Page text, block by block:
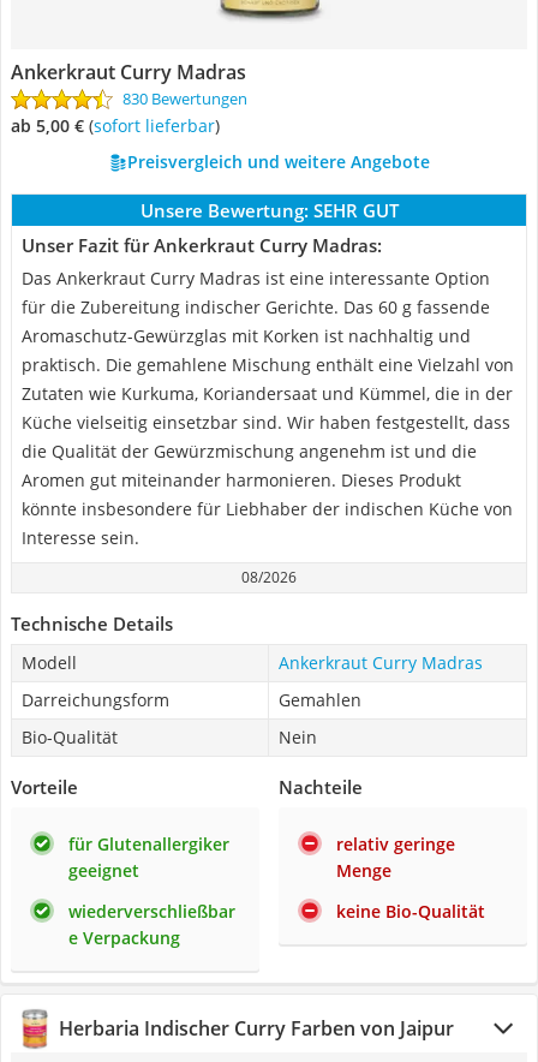
Ankerkraut Curry Madras
830 Bewertungen
ab 5,00 € ( Sofort lieferbar)
Preisvergleich und weitere Angebote
Unsere Bewertung: SEHR GUT
Unser Fazit für Ankerkraut Curry Madras:
Das Ankerkraut Curry Madras ist eine interessante Option
für die Zubereitung indischer Gerichte. Das 60 g fassende
Aromaschutz-Gewürzglas mit Korken ist nachhaltig und
praktisch. Die gemahlene Mischung enthält eine Vielzahl von
Zutaten wie Kurkuma, Koriandersaat und Kümmel, die in der
Küche vielseitig einsetzbar sind. Wir haben festgestellt, dass
die Qualität der Gewürzmischung angenehm ist und die
Aromen gut miteinander harmonieren. Dieses Produkt
könnte insbesondere für Liebhaber der indischen Küche von
Interesse sein.
08/2026
Technische Details
Modell
Ankerkraut Curry Madras
Darreichungsform
Gemahlen
Bio-Qualität
Nein
Vorteile
für Glutenallergiker
geeignet
wiederverschließbar
e Verpackung
Nachteile
relativ geringe
Menge
keine Bio-Qualität
Herbaria Indischer Curry Farben von Jaipur